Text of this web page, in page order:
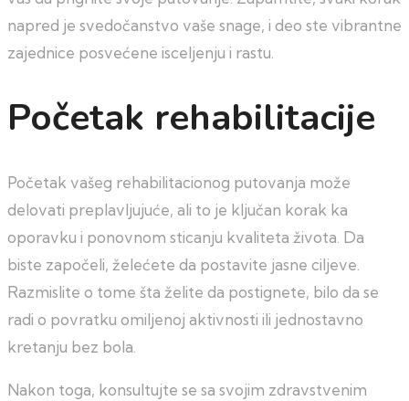
napred je svedočanstvo vaše snage, i deo ste vibrantne
zajednice posvećene isceljenju i rastu.
Početak rehabilitacije
Početak vašeg rehabilitacionog putovanja može
delovati preplavljujuće, ali to je ključan korak ka
oporavku i ponovnom sticanju kvaliteta života. Da
biste započeli, želećete da postavite jasne ciljeve.
Razmislite o tome šta želite da postignete, bilo da se
radi o povratku omiljenoj aktivnosti ili jednostavno
kretanju bez bola.
Nakon toga, konsultujte se sa svojim zdravstvenim